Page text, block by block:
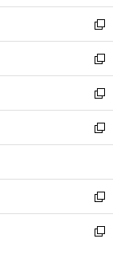
開
く
ウ
で
開
く
ン
ド
ウ
で
開
く
ウ
ィ
ン
ド
ウ
で
開
く
し
い
ウ
ィ
ン
ド
ウ
で
開
新
し
い
ウ
ィ
ン
ド
ウ
開
く
新
し
い
ウ
ィ
ン
ウ
で
開
く
新
し
い
ウ
ン
ド
ウ
で
新
し
ウ
ィ
ン
ド
新
し
い
新